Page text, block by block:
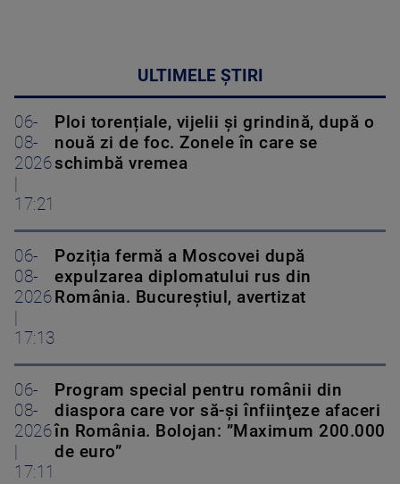
ULTIMELE ȘTIRI
06-
08-
2026
17:21
Ploi torențiale, vijelii și grindină, după o
nouă zi de foc. Zonele în care se
schimbă vremea
06-
08-
2026
17:13
Poziția fermă a Moscovei după
expulzarea diplomatului rus din
România. Bucureștiul, avertizat
06-
08-
2026
17:11
Program special pentru românii din
diaspora care vor să-şi înfiinţeze afaceri
în România. Bolojan: ”Maximum 200.000
de euro”